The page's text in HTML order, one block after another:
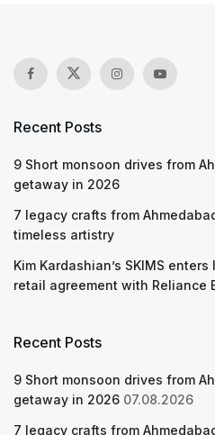
Recent Posts
9 Short monsoon drives from
getaway in 2026
7 legacy crafts from
timeless artistry
Kim Kardashian’s SKIMS
retail agreement with Reliance
Recent Posts
9 Short monsoon drives from
getaway in 2026 07.08.2026
7 legacy crafts from